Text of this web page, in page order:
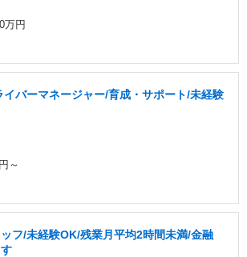
万円
イバーマネージャー/育成・サポート/未経験
～
フ/未経験OK/残業月平均2時間未満/金融